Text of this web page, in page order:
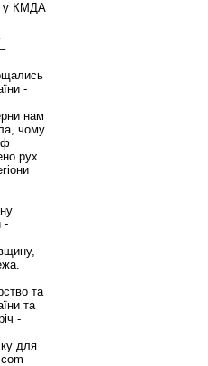
у КМДА
-
нам
чому
рух
-
та
та
-
для